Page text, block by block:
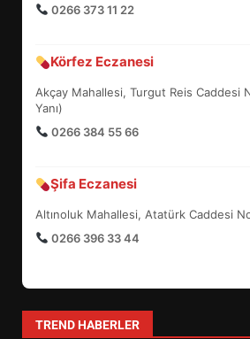
0266 373 11 22
Körfez Eczanesi
Akçay Mahallesi, Turgut Reis Caddesi
Yanı)
0266 384 55 66
Şifa Eczanesi
Altınoluk Mahallesi, Atatürk Caddesi
0266 396 33 44
TREND HABERLER
6
ALTIEYLÜL’DE
7
EXPO 2026’DA
1